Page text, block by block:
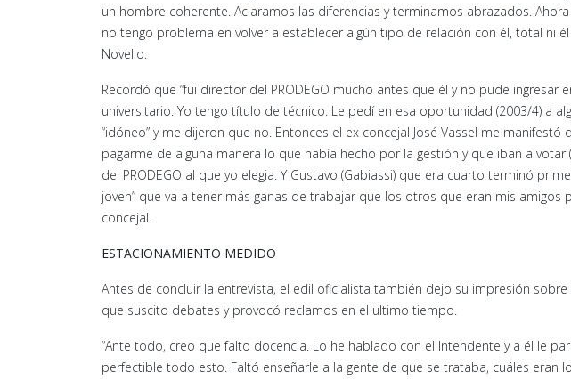
un hombre coherente. Aclaramos las diferencias y terminamos abrazados.
no tengo problema en volver a establecer algún tipo de relación con él, total ni
Novello.
Recordó que “fui director del PRODEGO mucho antes que él y no pude
universitario. Yo tengo título de técnico. Le pedí en esa oportunidad (2003/4) a
“idóneo” y me dijeron que no. Entonces el ex concejal José Vassel me manifestó
pagarme de alguna manera lo que había hecho por la gestión y que iban a
del PRODEGO al que yo elegia. Y Gustavo (Gabiassi) que era cuarto terminó
joven” que va a tener más ganas de trabajar que los otros que eran mis amigos
concejal.
ESTACIONAMIENTO MEDIDO
Antes de concluir la entrevista, el edil oficialista también dejo su impresión
que suscito debates y provocó reclamos en el ultimo tiempo.
“Ante todo, creo que falto docencia. Lo he hablado con el Intendente y a él le
perfectible todo esto. Faltó enseñarle a la gente de que se trataba, cuáles eran